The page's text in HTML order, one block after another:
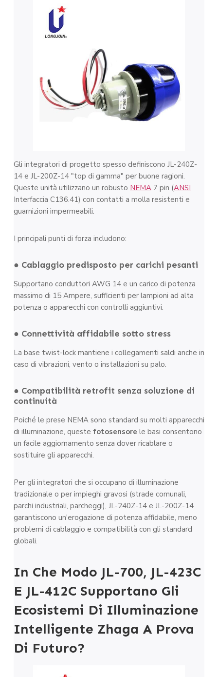
Gli integratori di progetto spesso definiscono JL-240Z-
14 e JL-200Z-14 "top di gamma" per buone ragioni.
Queste unità utilizzano un robusto NEMA 7 pin (ANSI
Interfaccia C136.41) con contatti a molla resistenti e
guarnizioni impermeabili.
I principali punti di forza includono:
● Cablaggio predisposto per carichi pesanti
Supportano conduttori AWG 14 e un carico di potenza
massimo di 15 Ampere, sufficienti per lampioni ad alta
potenza o apparecchi con controlli aggiuntivi.
● Connettività affidabile sotto stress
La base twist-lock mantiene i collegamenti saldi anche in
caso di vibrazioni, vento o installazioni su palo.
● Compatibilità retrofit senza soluzione di
continuità
Poiché le prese NEMA sono standard su molti apparecchi
di illuminazione, queste fotosensore le basi consentono
un facile aggiornamento senza dover ricablare o
sostituire gli apparecchi.
Per gli integratori che si occupano di illuminazione
tradizionale o per impieghi gravosi (strade comunali,
parchi industriali, parcheggi), JL-240Z-14 e JL-200Z-14
garantiscono un'erogazione di potenza affidabile, meno
problemi di cablaggio e compatibilità con gli standard
globali.
In Che Modo JL-700, JL-423C
E JL-412C Supportano Gli
Ecosistemi Di Illuminazione
Intelligente Zhaga A Prova
Di Futuro?